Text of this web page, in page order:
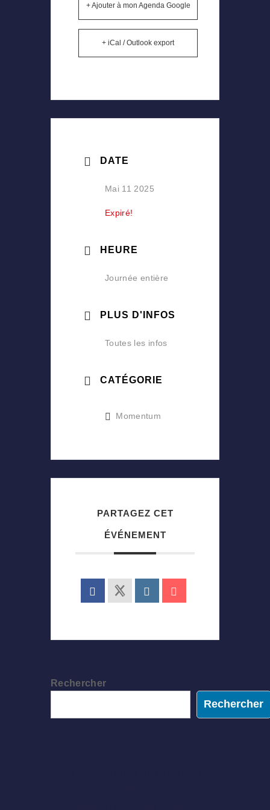
+ Ajouter à mon Agenda Google
+ iCal / Outlook export
DATE
Mai 11 2025
Expiré!
HEURE
Journée entière
PLUS D'INFOS
Toutes les infos
CATÉGORIE
Momentum
PARTAGEZ CET
ÉVÉNEMENT
Rechercher
Rechercher